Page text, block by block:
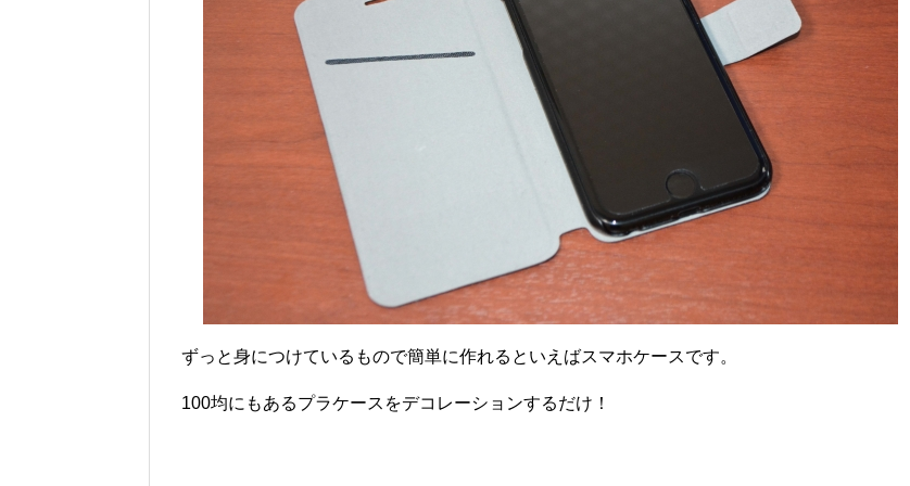
ずっと身につけているもので簡単に作れるといえばスマホケースです。
100均にもあるプラケースをデコレーションするだけ！